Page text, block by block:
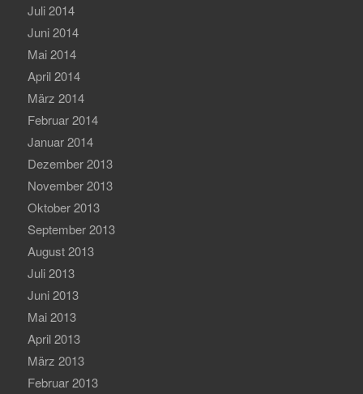
Juli 2014
Juni 2014
Mai 2014
April 2014
März 2014
Februar 2014
Januar 2014
Dezember 2013
November 2013
Oktober 2013
September 2013
August 2013
Juli 2013
Juni 2013
Mai 2013
April 2013
März 2013
Februar 2013